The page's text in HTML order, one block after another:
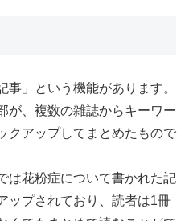
」という機能があります。
が、複数の雑誌からキーワー
クアップしてまとめたもので
は花粉症について書かれた記
ップされており、読者は1冊